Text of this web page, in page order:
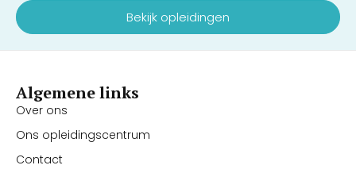
Bekijk opleidingen
Algemene links
Over ons
Ons opleidingscentrum
Contact